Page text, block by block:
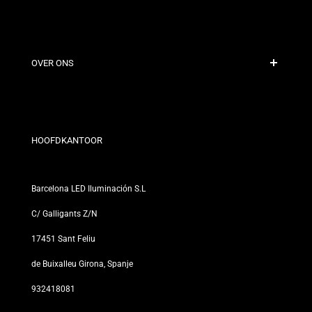
Contact
OVER ONS
Onze Winkels
HOOFDKANTOOR
Barcelona LED Iluminación S.L
C/ Galligants Z/N
17451 Sant Feliu
de Buixalleu Girona, Spanje
932418081